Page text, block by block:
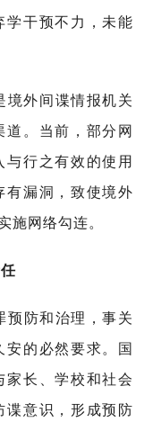
学干预不力，未能
外间谍情报机关
。当前，部分网
行之有效的使用
有漏洞，致使境外
施网络勾连。
预防和治理，事关
的必然要求。国
家长、学校和社会
谍意识，形成预防